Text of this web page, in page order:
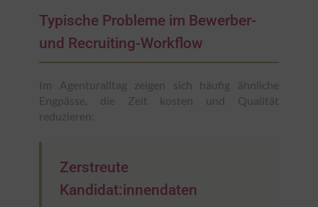
Typische Probleme im Bewerber-
und Recruiting-Workflow
Im Agenturalltag zeigen sich häufig ähnliche
Engpässe, die Zeit kosten und Qualität
reduzieren:
Zerstreute
Kandidat:innendaten